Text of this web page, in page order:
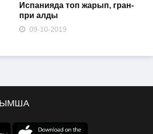
Испанияда топ жарып, гран-
при алды
09-10-2019